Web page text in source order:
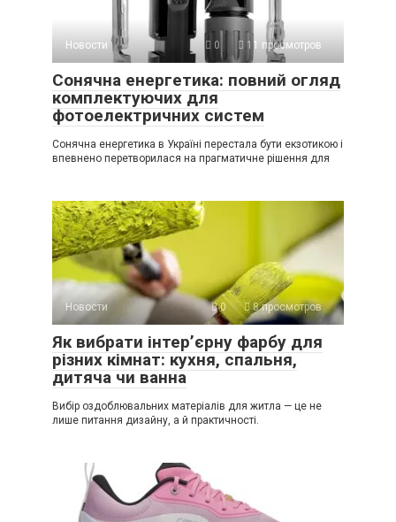
Новости 0 11 просмотров
Сонячна енергетика: повний огляд
комплектуючих для
фотоелектричних систем
Сонячна енергетика в Україні перестала бути екзотикою і
впевнено перетворилася на прагматичне рішення для
Новости 0 8 просмотров
Як вибрати інтер’єрну фарбу для
різних кімнат: кухня, спальня,
дитяча чи ванна
Вибір оздоблювальних матеріалів для житла — це не
лише питання дизайну, а й практичності.